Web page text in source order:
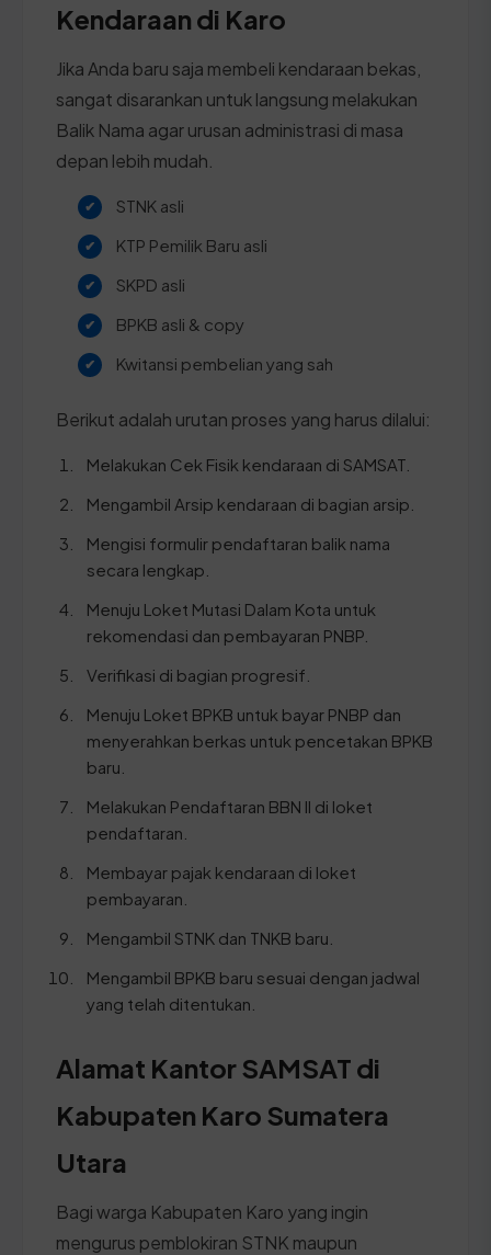
Kendaraan di Karo
Jika Anda baru saja membeli kendaraan bekas,
sangat disarankan untuk langsung melakukan
Balik Nama agar urusan administrasi di masa
depan lebih mudah.
STNK asli
KTP Pemilik Baru asli
SKPD asli
BPKB asli & copy
Kwitansi pembelian yang sah
Berikut adalah urutan proses yang harus dilalui:
Melakukan Cek Fisik kendaraan di SAMSAT.
Mengambil Arsip kendaraan di bagian arsip.
Mengisi formulir pendaftaran balik nama
secara lengkap.
Menuju Loket Mutasi Dalam Kota untuk
rekomendasi dan pembayaran PNBP.
Verifikasi di bagian progresif.
Menuju Loket BPKB untuk bayar PNBP dan
menyerahkan berkas untuk pencetakan BPKB
baru.
Melakukan Pendaftaran BBN II di loket
pendaftaran.
Membayar pajak kendaraan di loket
pembayaran.
Mengambil STNK dan TNKB baru.
Mengambil BPKB baru sesuai dengan jadwal
yang telah ditentukan.
Alamat Kantor SAMSAT di
Kabupaten Karo Sumatera
Utara
Bagi warga Kabupaten Karo yang ingin
mengurus pemblokiran STNK maupun